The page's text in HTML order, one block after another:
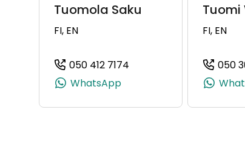
Tuomola Saku
FI, EN
050 412 7174
(+358504127174,
WhatsApp
Tuomi
FI, EN
050